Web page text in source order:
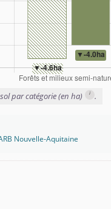
par catégorie (en ha) i .
Nouvelle-Aquitaine